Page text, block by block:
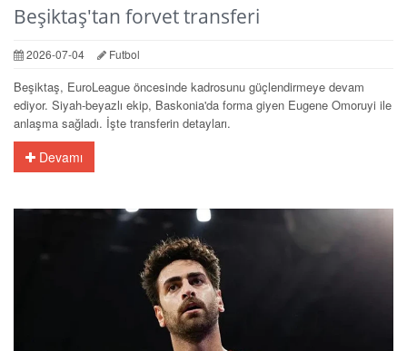
Beşiktaş'tan forvet transferi
2026-07-04 Futbol
Beşiktaş, EuroLeague öncesinde kadrosunu güçlendirmeye devam
ediyor. Siyah-beyazlı ekip, Baskonia'da forma giyen Eugene Omoruyi ile
anlaşma sağladı. İşte transferin detayları.
Devamı